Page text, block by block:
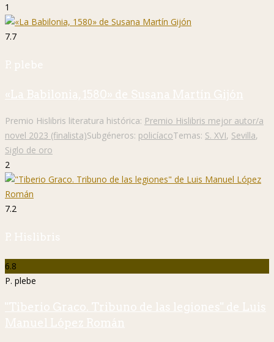
1
7.7
P. plebe
«La Babilonia, 1580» de Susana Martín Gijón
Premio Hislibris literatura histórica: Premio Hislibris mejor autor/a
novel 2023 (finalista)Subgéneros: policíacoTemas: S. XVI, Sevilla,
Siglo de oro
2
7.2
P. Hislibris
6.8
P. plebe
"Tiberio Graco. Tribuno de las legiones" de Luis
Manuel López Román